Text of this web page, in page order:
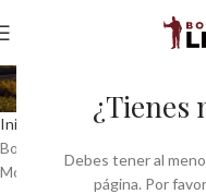
¿Tienes
Debes tener al
página. Por
Bodegas
Inicio Bodegas Bodegas
Bodegas Martin Berdugo
Mostrando los 8 resultados